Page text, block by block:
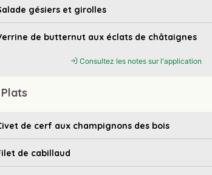
gésiers et girolles
de butternut aux éclats de châtaignes
Consultez les notes sur l'application
de cerf aux champignons des bois
de cabillaud